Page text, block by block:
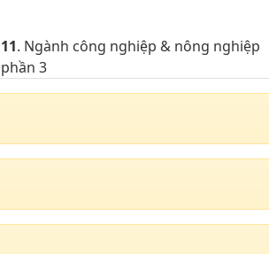
11. Ngành công nghiệp & nông nghiệp
phần 3
23. Chuyên ngành may mặc phần 7